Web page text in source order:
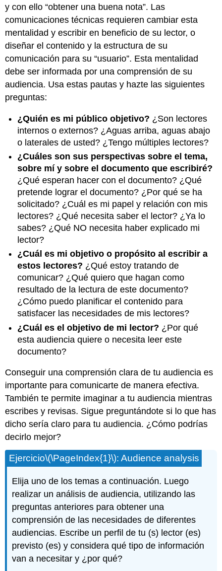
y con ello “obtener una buena nota”. Las
comunicaciones técnicas requieren cambiar esta
mentalidad y escribir en beneficio de su lector, o
diseñar el contenido y la estructura de su
comunicación para su “usuario”. Esta mentalidad
debe ser informada por una comprensión de su
audiencia. Usa estas pautas y hazte las siguientes
preguntas:
¿Quién es mi público objetivo? ¿Son lectores
internos o externos? ¿Aguas arriba, aguas abajo
o laterales de usted? ¿Tengo múltiples lectores?
¿Cuáles son sus perspectivas sobre el tema,
sobre mí y sobre el documento que escribiré?
¿Qué esperan hacer con el documento? ¿Qué
pretende lograr el documento? ¿Por qué se ha
solicitado? ¿Cuál es mi papel y relación con mis
lectores? ¿Qué necesita saber el lector? ¿Ya lo
sabes? ¿Qué NO necesita haber explicado mi
lector?
¿Cuál es mi objetivo o propósito al escribir a
estos lectores? ¿Qué estoy tratando de
comunicar? ¿Qué quiero que hagan como
resultado de la lectura de este documento?
¿Cómo puedo planificar el contenido para
satisfacer las necesidades de mis lectores?
¿Cuál es el objetivo de mi lector? ¿Por qué
esta audiencia quiere o necesita leer este
documento?
Conseguir una comprensión clara de tu audiencia es
importante para comunicarte de manera efectiva.
También te permite imaginar a tu audiencia mientras
escribes y revisas. Sigue preguntándote si lo que has
dicho sería claro para tu audiencia. ¿Cómo podrías
decirlo mejor?
Ejercicio\(\PageIndex{1}\): Audience analysis
Elija uno de los temas a continuación. Luego
realizar un análisis de audiencia, utilizando las
preguntas anteriores para obtener una
comprensión de las necesidades de diferentes
audiencias. Escribe un perfil de tu (s) lector (es)
previsto (es) y considera qué tipo de información
van a necesitar y ¿por qué?